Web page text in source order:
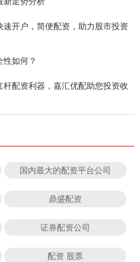
开户，简便配资，助力股市投资
性如何？
配资利器，嘉汇优配助您投资收
国内最大的配资平台公司
鼎盛配资
证券配资公司
配资 股票